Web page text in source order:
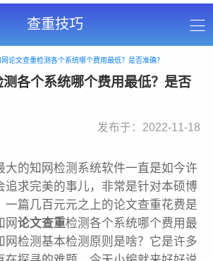
查重技巧
网论文查重检测各个系统哪个费用最低？是否准确？
各个系统哪个费用最低？是否
发布于：2022-11-18
大的知网检测系统软件一直是如今许
追求完美的事儿，非常是针对本硕博
一篇几百元元之上的论文查重花费是
网论文查重检测各个系统哪个费用最
网检测基本检测原则是啥？它是许多